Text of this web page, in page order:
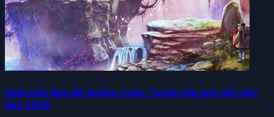
Hình nền đẹp 3D Anime Cute: Tuyển tập ảnh nền độc
đáo 2026